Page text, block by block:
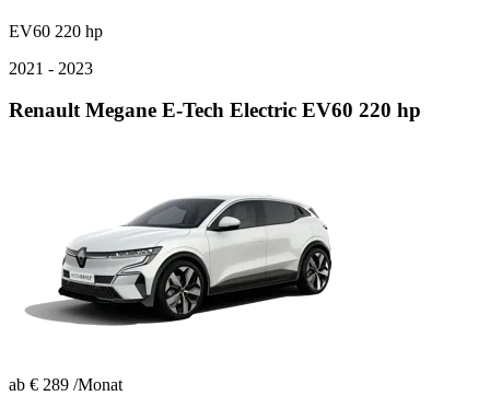
EV60 220 hp
2021 - 2023
Renault Megane E-Tech Electric EV60 220 hp
ab € 289 /Monat